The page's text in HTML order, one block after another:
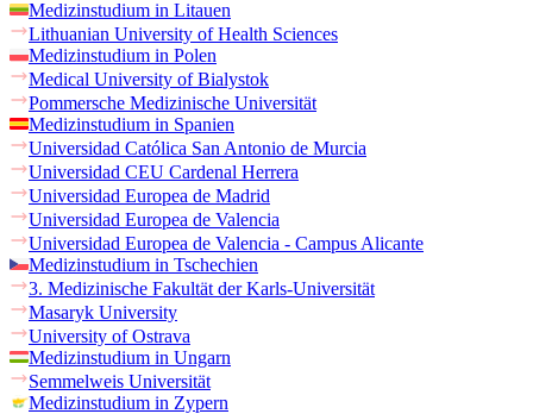
Medizinstudium in Litauen
Lithuanian University of Health Sciences
Medizinstudium in Polen
Medical University of Bialystok
Pommersche Medizinische Universität
Medizinstudium in Spanien
Universidad Católica San Antonio de Murcia
Universidad CEU Cardenal Herrera
Universidad Europea de Madrid
Universidad Europea de Valencia
Universidad Europea de Valencia - Campus Alicante
Medizinstudium in Tschechien
3. Medizinische Fakultät der Karls-Universität
Masaryk University
University of Ostrava
Medizinstudium in Ungarn
Semmelweis Universität
Medizinstudium in Zypern